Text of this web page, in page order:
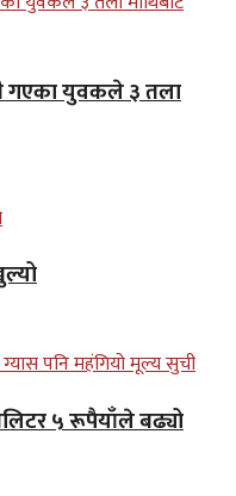
गएका युवकले ३ तला
५ रूपैयाँले बढ्यो